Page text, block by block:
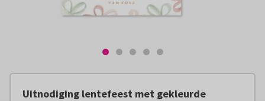
Uitnodiging lentefeest met gekleurde